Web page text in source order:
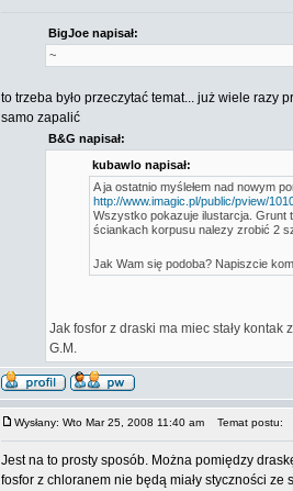
BigJoe napisał:
~
to trzeba było przeczytać temat... już wiele razy
samo zapalić
B&G napisał:
kubawlo napisał:
A ja ostatnio myślełem nad nowym
http://www.imagic.pl/public/pview/
Wszystko pokazuje ilustarcja. Grunt
ściankach korpusu nalezy zrobić 2
Jak Wam się podoba? Napiszcie
Jak fosfor z draski ma miec stały kontak
G.M.
Wysłany: Wto Mar 25, 2008 11:40 am Temat postu:
Jest na to prosty sposób. Można pomiędzy
fosfor z chloranem nie będą miały styczności